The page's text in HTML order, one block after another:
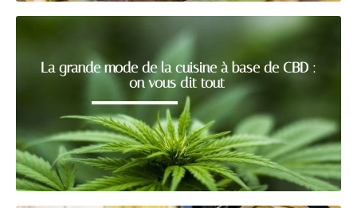
La grande mode de la cuisine à base de CBD :
on vous dit tout